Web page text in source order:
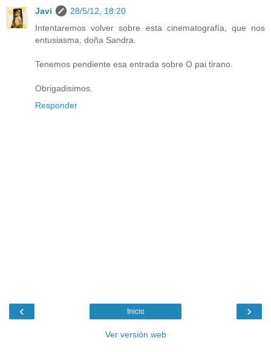
Javi
28/5/12, 18:20
Intentaremos volver sobre esta cinematografía, que nos
entusiasma, doña Sandra.
Tenemos pendiente esa entrada sobre O pai tirano.
Obrigadisimos.
Responder
‹ ›
Inicio
Ver versión web